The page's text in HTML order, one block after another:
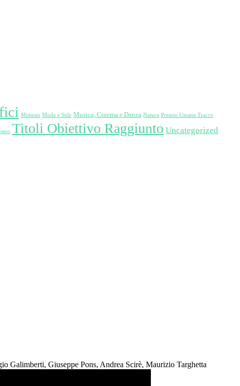
Mimesis Moda e Stile Musica, Cinema e Danza Natura Premio Umane Tracce
Titoli Obiettivo Raggiunto Uncategorized
Galimberti, Giuseppe Pons, Andrea Scirè, Maurizio Targhetta